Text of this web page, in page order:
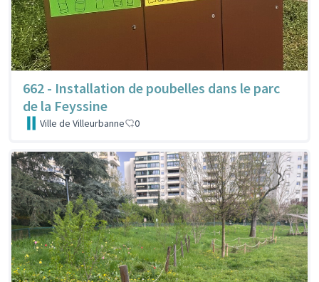
662 - Installation de poubelles dans le parc
de la Feyssine
Ville de Villeurbanne 0